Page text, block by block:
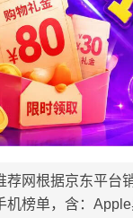
荐网根据京东平台
机榜单，含：